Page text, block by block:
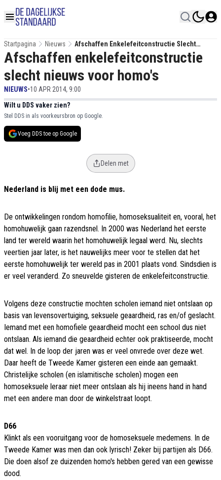
Startpagina Nieuws
Afschaffen Enkelefeitconstructie Slecht
Nieuws Voor Homo's
Afschaffen enkelefeitconstructie
slecht nieuws voor homo's
NIEUWS•10 APR 2014, 9:00
Wilt u DDS vaker zien?
Stel DDS in als voorkeursbron op Google.
Voeg DDS toe op Google
Delen met
Nederland is blij met een dode mus.
De ontwikkelingen rondom homofilie, homoseksualiteit en, vooral, het
homohuwelijk gaan razendsnel. In 2000 was Nederland het eerste
land ter wereld waarin het homohuwelijk legaal werd. Nu, slechts
veertien jaar later, is het nauwelijks meer voor te stellen dat het
eerste homohuwelijk ter wereld pas in 2001 plaats vond. Sindsdien is
er veel veranderd. Zo sneuvelde gisteren de enkelefeitconstructie.
Volgens deze constructie mochten scholen iemand niet ontslaan op
basis van levensovertuiging, seksuele geaardheid, ras en/of geslacht.
Iemand met een homofiele geaardheid mocht een school dus niet
ontslaan. Als iemand die geaardheid echter ook praktiseerde, mocht
dat wel. In de loop der jaren was er veel onvrede over deze wet.
Daar heeft de Tweede Kamer gisteren een einde aan gemaakt.
Christelijke scholen (en islamitische scholen) mogen een
homoseksuele leraar niet meer ontslaan als hij ineens hand in hand
met een andere man door de winkelstraat loopt.
D66
Klinkt als een vooruitgang voor de homoseksuele medemens. In de
Tweede Kamer was men dan ook lyrisch! Zeker bij partijen als D66.
Die doen alsof ze duizenden homo's hebben gered van een gewisse
dood.